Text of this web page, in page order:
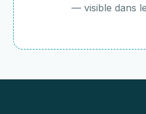
— visible dans